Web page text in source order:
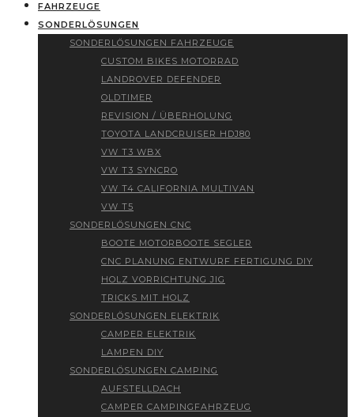
FAHRZEUGE
SONDERLÖSUNGEN
SONDERLÖSUNGEN FAHRZEUGE
CUSTOM BIKES MOTORRAD
LANDROVER DEFENDER
OLDTIMER
REVISION / ÜBERHOLUNG
TOYOTA LANDCRUISER HDJ80
VW T3 WBX
VW T3 SYNCRO
VW T4 CALIFORNIA MULTIVAN
VW T5
SONDERLÖSUNGEN CNC
BOOTE MOTORBOOTE SEGLER
CNC PLANUNG ENTWURF FERTIGUNG DIY
HOLZ VORRICHTUNG JIG
TRICKS MIT HOLZ
SONDERLÖSUNGEN ELEKTRIK
CAMPER ELEKTRIK
LAMPEN DIY
SONDERLÖSUNGEN CAMPING
AUFSTELLDACH
CAMPER CAMPINGFAHRZEUG